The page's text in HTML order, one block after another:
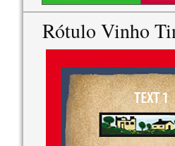
Rótulo Vinho